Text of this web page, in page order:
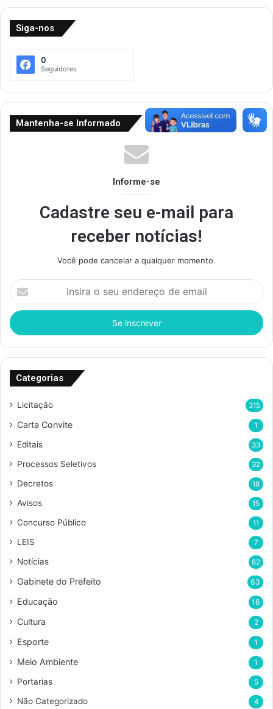
Siga-nos
0
Seguidores
Mantenha-se Informado
Informe-se
Cadastre seu e-mail para
receber notícias!
Você pode cancelar a qualquer momento.
I
n
s
i
a
e
u
n
r
o
e
a
i
Categorias
Licitação 315
Carta Convite 1
Editais 33
Processos Seletivos 32
Decretos 18
Avisos 15
Concurso Público 11
LEIS 7
Notícias 82
Gabinete do Prefeito 63
Educação 16
Cultura 2
Esporte 1
Meio Ambiente 1
Portarias 5
Não Categorizado 4